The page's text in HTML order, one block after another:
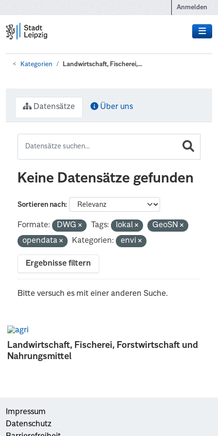
Anmelden
Kategorien Landwirtschaft, Fischerei,...
Landwirtschaft, Fischerei, Forstwirtschaft und
Nahrungsmittel
Datensätze Über uns
Keine Datensätze gefunden
Sortieren nach
Formate: DWG Tags: lokal
GeoSN
opendata
Kategorien: envi
Ergebnisse filtern
Bitte versuch es mit einer anderen Suche.
Impressum
Datenschutz